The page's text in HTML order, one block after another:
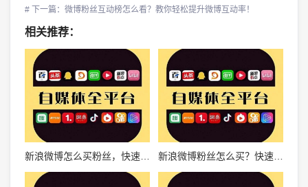
# 下一篇：微博粉丝互动榜怎么看？教你轻松提升微博互动率！
相关推荐：
新浪微博怎么买粉丝，快速提升影响力指南 新浪微博粉丝怎么买？快速提升影响力的秘诀